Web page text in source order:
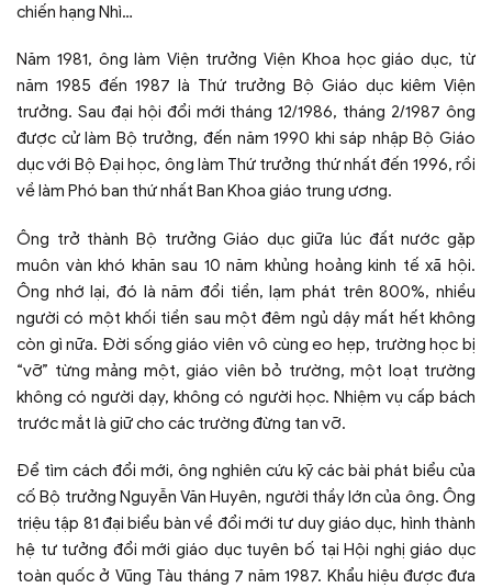
chiến hạng Nhì…
Năm 1981, ông làm Viện trưởng Viện Khoa học giáo dục, từ
năm 1985 đến 1987 là Thứ trưởng Bộ Giáo dục kiêm Viện
trưởng. Sau đại hội đổi mới tháng 12/1986, tháng 2/1987 ông
được cử làm Bộ trưởng, đến năm 1990 khi sáp nhập Bộ Giáo
dục với Bộ Đại học, ông làm Thứ trưởng thứ nhất đến 1996, rồi
về làm Phó ban thứ nhất Ban Khoa giáo trung ương.
Ông trở thành Bộ trưởng Giáo dục giữa lúc đất nước gặp
muôn vàn khó khăn sau 10 năm khủng hoảng kinh tế xã hội.
Ông nhớ lại, đó là năm đổi tiền, lạm phát trên 800%, nhiều
người có một khối tiền sau một đêm ngủ dậy mất hết không
còn gì nữa. Đời sống giáo viên vô cùng eo hẹp, trường học bị
“vỡ” từng mảng một, giáo viên bỏ trường, một loạt trường
không có người dạy, không có người học. Nhiệm vụ cấp bách
trước mắt là giữ cho các trường đừng tan vỡ.
Để tìm cách đổi mới, ông nghiên cứu kỹ các bài phát biểu của
cố Bộ trưởng Nguyễn Văn Huyên, người thầy lớn của ông. Ông
triệu tập 81 đại biểu bàn về đổi mới tư duy giáo dục, hình thành
hệ tư tưởng đổi mới giáo dục tuyên bố tại Hội nghị giáo dục
toàn quốc ở Vũng Tàu tháng 7 năm 1987. Khẩu hiệu được đưa